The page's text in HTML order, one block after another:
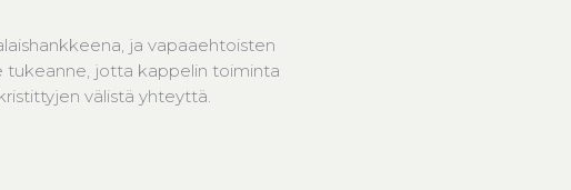
ja vapaaehtoisten
tukeanne, jotta kappelin toiminta
välistä yhteyttä.